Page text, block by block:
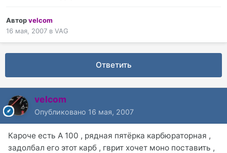
Авторvelcom
16 мая, 2007 в VAG
Ответить
velcom
Опубликовано 16 мая, 2007
Кароче есть А 100 , рядная пятёрка карбюраторная ,
задолбал его этот карб , гврит хочет моно поставить ,